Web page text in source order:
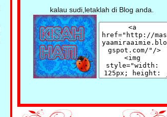
Menu Sarapan Pilihan Amir
Kempunan Kek Butter Peanut
3 in 1 - Stok Dalam Laci
Cendol Nikmatnya Dapat Minum Masa
Cuaca Panas
Siram Bunga Embah - Cucu Yang
Pandai Amik Hati
Pisang Masak Sambal Cili Padi
Sambal Sreng Wang Nang Memang
kalau sudi,letaklah di Blog anda.